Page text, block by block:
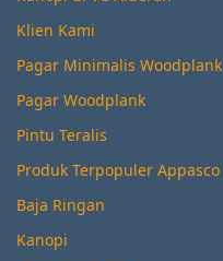
Klien Kami
Pagar Minimalis Woodplank
Pagar Woodplank
Pintu Teralis
Produk Terpopuler Appasco
Baja Ringan
Kanopi